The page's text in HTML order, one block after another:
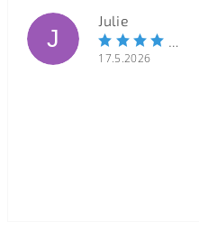
J
Julie
17.5.2026